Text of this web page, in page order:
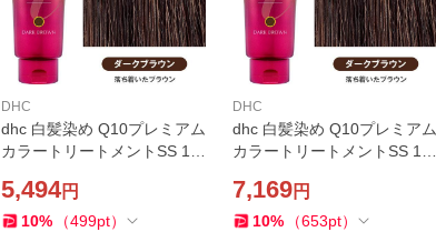
DHC
dhc 白髪染め Q10プレミアム
カラートリートメントSS 15
隠し 毛染め リタッチ ノンシ
リコン
5,494円
10% （499pt）
DHC
dhc 白髪染め Q10プレミアム
カラートリートメントSS 15
隠し 毛染め リタッチ ノンシ
リコン
7,169円
10% （653pt）